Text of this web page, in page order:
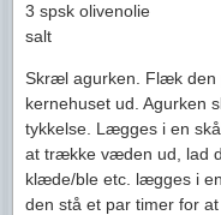
3 spsk olivenolie
salt
Skræl agurken. Flæk den
kernehuset ud. Agurken
tykkelse. Lægges i en
at trække væden ud, lad
klæde/ble etc. lægges i
den stå et par timer for